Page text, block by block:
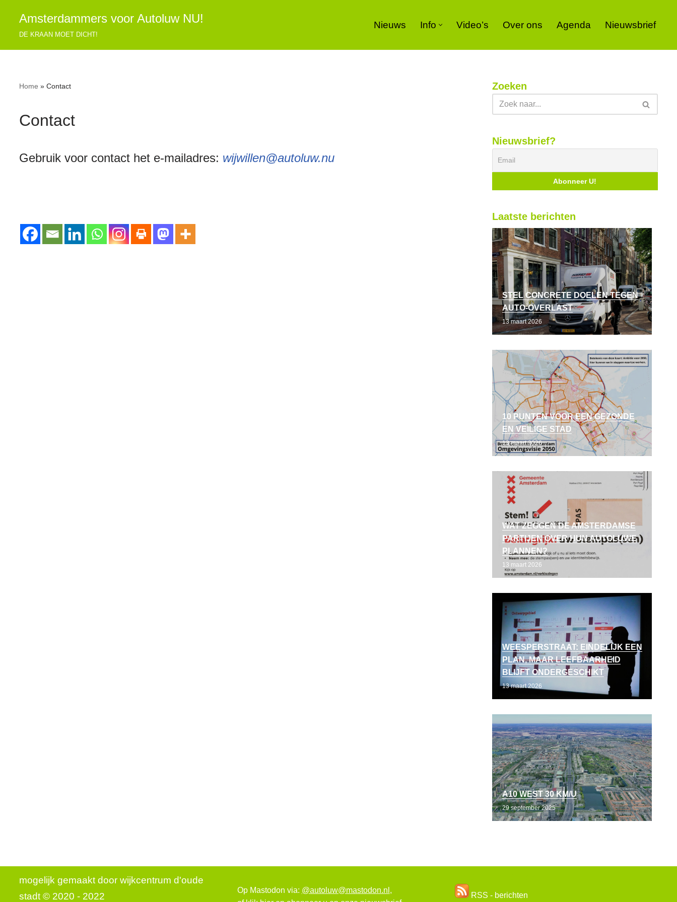
de
Amsterdammers voor Autoluw NU!
DE KRAAN MOET DICHT!
Nieuws Info Video’s Over ons Agenda Nieuwsbrief
Home » Contact
Contact
Gebruik voor contact het e-mailadres: wijwillen@autoluw.nu
Zoeken
Nieuwsbrief?
Laatste berichten
STEL CONCRETE DOELEN TEGEN
AUTO-OVERLAST
13 maart 2026
10 PUNTEN VOOR EEN GEZONDE
EN VEILIGE STAD
13 maart 2026
WAT ZEGGEN DE AMSTERDAMSE
PARTIJEN OVER HUN AUTOLUWE
PLANNEN?
13 maart 2026
WEESPERSTRAAT: EINDELIJK EEN
PLAN, MAAR LEEFBAARHEID
BLIJFT ONDERGESCHIKT
13 maart 2026
A10 WEST 30 KM/U
29 september 2025
mogelijk gemaakt door wijkcentrum d'oude
stadt © 2020 - 2022
Op Mastodon via: @autoluw@mastodon.nl ,
RSS - berichten